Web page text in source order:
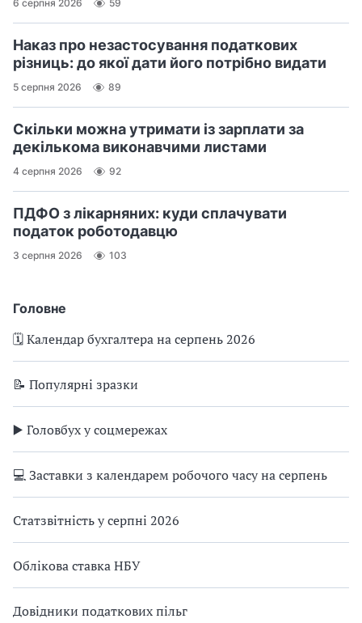
Головне
🗓️ Календар бухгалтера на серпень 2026
📝 Популярні зразки
▶️ Головбух у соцмережах
💻 Заставки з календарем робочого часу на серпень
Статзвітність у серпні 2026
Облікова ставка НБУ
Довідники податкових пільг
6 серпня 2026 59
Наказ про незастосування податкових
різниць: до якої дати його потрібно видати
5 серпня 2026 89
Скільки можна утримати із зарплати за
декількома виконавчими листами
4 серпня 2026 92
ПДФО з лікарняних: куди сплачувати
податок роботодавцю
3 серпня 2026 103